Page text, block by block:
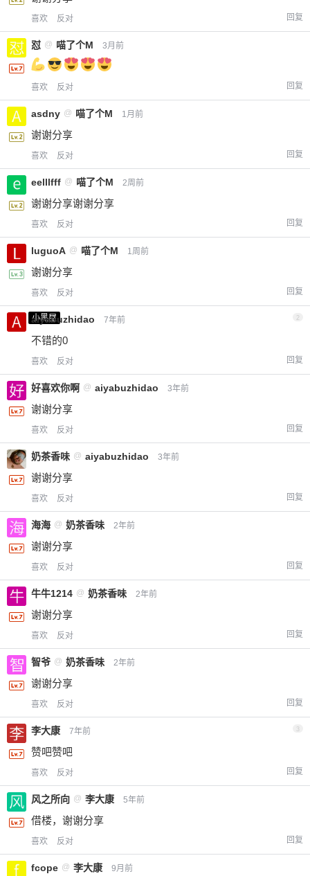
喜欢 反对 回复
怼 @ 喵了个M 3月前
喜欢 反对 回复
asdny @ 喵了个M 1月前
谢谢分享
喜欢 反对 回复
eelllfff @ 喵了个M 2周前
谢谢分享谢谢分享
喜欢 反对 回复
luguoA @ 喵了个M 1周前
谢谢分享
喜欢 反对 回复
小黑屋
aiyabuzhidao 7年前 2
不错的0
喜欢 反对 回复
好喜欢你啊 @ aiyabuzhidao 3年前
谢谢分享
喜欢 反对 回复
奶茶香味 @ aiyabuzhidao 3年前
谢谢分享
喜欢 反对 回复
海海 @ 奶茶香味 2年前
谢谢分享
喜欢 反对 回复
牛牛1214 @ 奶茶香味 2年前
谢谢分享
喜欢 反对 回复
智爷 @ 奶茶香味 2年前
谢谢分享
喜欢 反对 回复
李大康 7年前 3
赞吧赞吧
喜欢 反对 回复
风之所向 @ 李大康 5年前
借楼，谢谢分享
喜欢 反对 回复
fcope @ 李大康 9月前